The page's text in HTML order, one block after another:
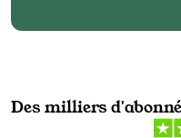
Des milliers